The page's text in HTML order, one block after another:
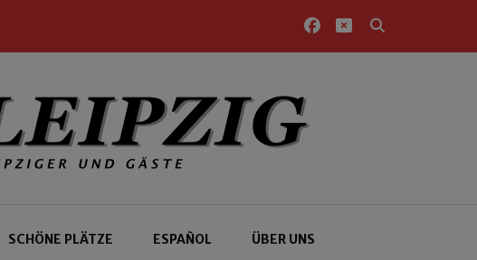
SCHÖNE PLÄTZE ESPAÑOL ÜBER UNS